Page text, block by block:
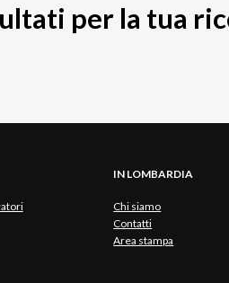
per la tua
IN LOMBARDIA
Chi siamo
Contatti
Area stampa